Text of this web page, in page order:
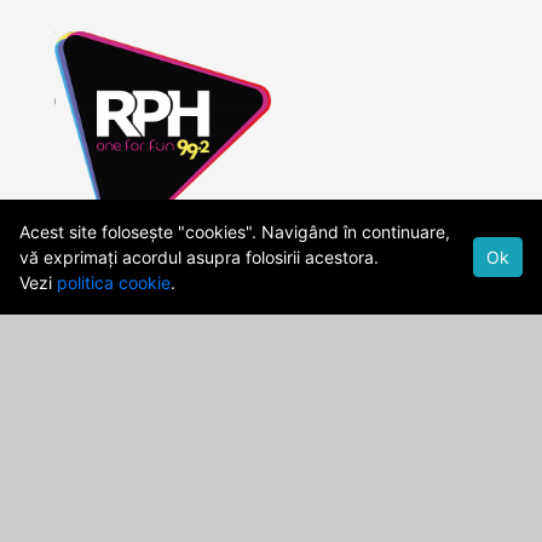
Acest site folosește "cookies". Navigând în continuare,
vă exprimați acordul asupra folosirii acestora.
Vezi politica cookie.
Ok